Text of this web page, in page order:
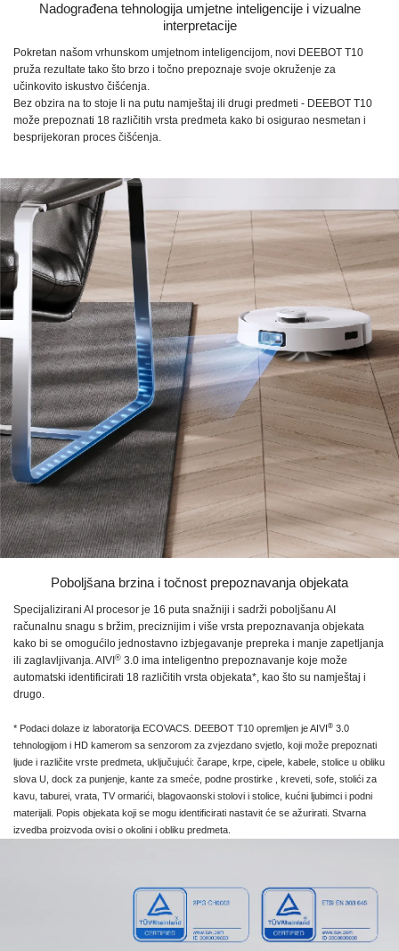
Nadograđena tehnologija umjetne inteligencije i vizualne
interpretacije
Pokretan našom vrhunskom umjetnom inteligencijom, novi DEEBOT T10
pruža rezultate tako što brzo i točno prepoznaje svoje okruženje za
učinkovito iskustvo čišćenja.
Bez obzira na to stoje li na putu namještaj ili drugi predmeti - DEEBOT T10
može prepoznati 18 različitih vrsta predmeta kako bi osigurao nesmetan i
besprijekoran proces čišćenja.
Poboljšana brzina i točnost prepoznavanja objekata
Specijalizirani AI procesor je 16 puta snažniji i sadrži poboljšanu AI
računalnu snagu s bržim, preciznijim i više vrsta prepoznavanja objekata
kako bi se omogućilo jednostavno izbjegavanje prepreka i manje zapetljanja
ili zaglavljivanja.AIVI ® 3.0 ima inteligentno prepoznavanje koje može
automatski identificirati 18 različitih vrsta objekata*, kao što su namještaj i
drugo.
* Podaci dolaze iz laboratorija ECOVACS. DEEBOT T10 opremljen jeAIVI ® 3.0
tehnologijom i HD kamerom sa senzorom za zvjezdano svjetlo, koji može prepoznati
ljude i različite vrste predmeta, uključujući: čarape, krpe, cipele, kabele, stolice u obliku
slova U, dock za punjenje, kante za smeće, podne prostirke , kreveti, sofe, stolići za
kavu, taburei, vrata, TV ormarići, blagovaonski stolovi i stolice, kućni ljubimci i podni
materijali. Popis objekata koji se mogu identificirati nastavit će se ažurirati. Stvarna
izvedba proizvoda ovisi o okolini i obliku predmeta.